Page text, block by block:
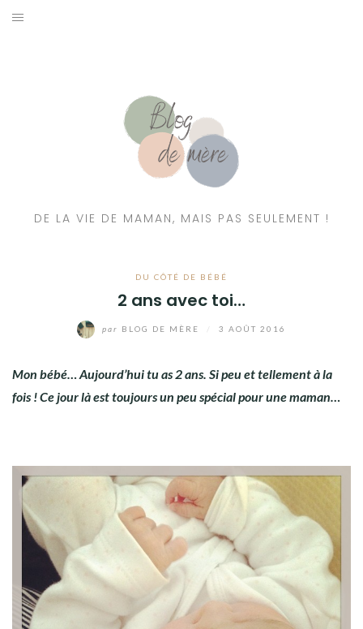
DE LA VIE DE MAMAN, MAIS PAS SEULEMENT !
DU CÔTÉ DE BÉBÉ
2 ans avec toi…
par BLOG DE MÈRE 3 AOÛT 2016
Mon bébé… Aujourd’hui tu as 2 ans. Si peu et tellement à la
fois ! Ce jour là est toujours un peu spécial pour une maman…
RESSOURCES NUTRITION & PARENTALITÉ